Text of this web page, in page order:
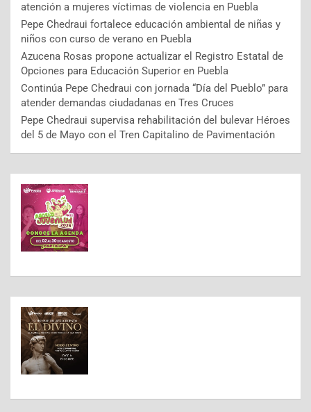
atención a mujeres víctimas de violencia en Puebla
Pepe Chedraui fortalece educación ambiental de niñas y
niños con curso de verano en Puebla
Azucena Rosas propone actualizar el Registro Estatal de
Opciones para Educación Superior en Puebla
Continúa Pepe Chedraui con jornada “Día del Pueblo” para
atender demandas ciudadanas en Tres Cruces
Pepe Chedraui supervisa rehabilitación del bulevar Héroes
del 5 de Mayo con el Tren Capitalino de Pavimentación